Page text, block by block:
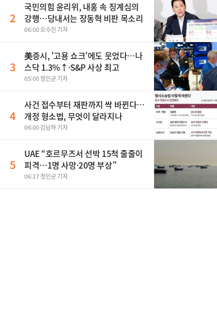
2
국민의힘 윤리위, 내홍 속 징계심의
강행…당내서는 장동혁 비판 목소리
06:00 오수진 기자
3
美증시, '고용 쇼크'에도 웃었다…나
스닥 1.3%↑·S&P 사상 최고
05:00 정인균 기자
4
사건 접수부터 재판까지 싹 바뀐다…
개정 형소법, 무엇이 달라지나
06:00 김남하 기자
5
UAE “호르무즈서 선박 15척 줄줄이
피격…1명 사망·20명 부상”
06:17 정인균 기자